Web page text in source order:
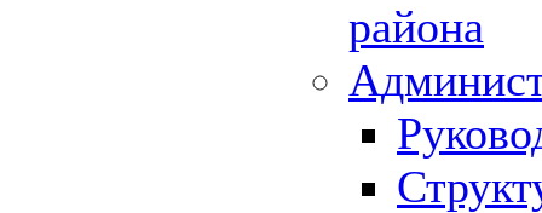
района